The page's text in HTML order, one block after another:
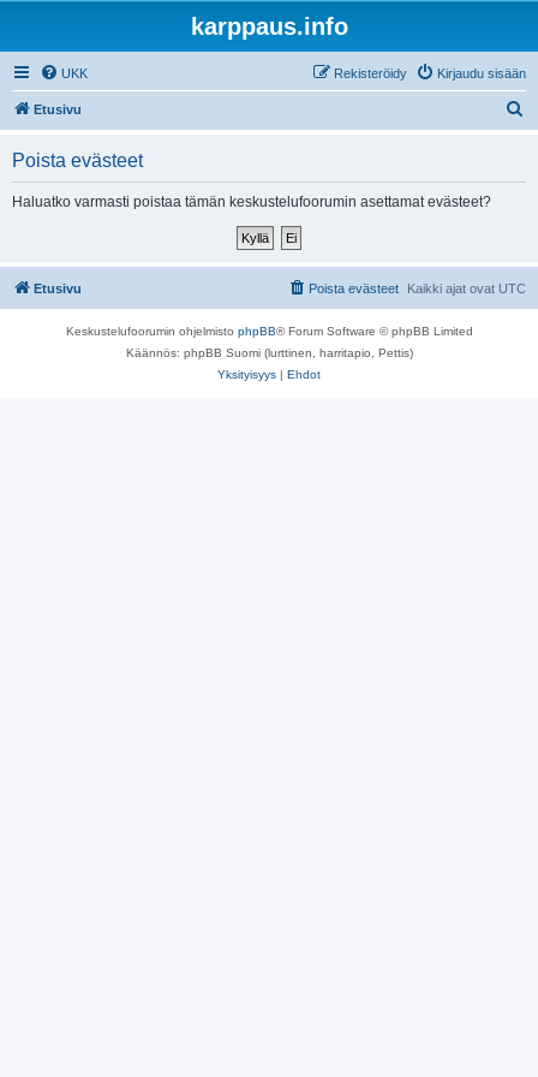
karppaus.info
UKK Kirjaudu sisään
Rekisteröidy
Etusivu
Poista evästeet
Haluatko varmasti poistaa tämän keskustelufoorumin asettamat evästeet?
Etusivu Kaikki ajat ovat UTC
Poista evästeet
Keskustelufoorumin ohjelmisto phpBB® Forum Software © phpBB Limited
Käännös: phpBB Suomi (lurttinen, harritapio, Pettis)
Yksityisyys | Ehdot